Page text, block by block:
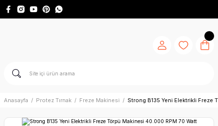
Anasayfa Protez Tırnak Freze Makinesi Strong B135 Yeni Elektrikli Freze